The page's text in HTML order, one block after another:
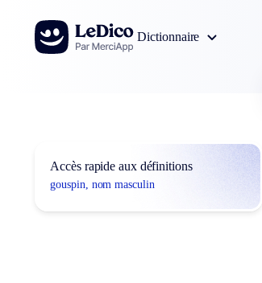
Aller au contenu
Dictionnaire
Accès rapide aux définitions
gouspin, nom masculin